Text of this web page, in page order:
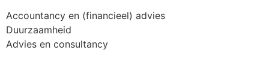
Accountancy en (financieel) advies
Duurzaamheid
Advies en consultancy